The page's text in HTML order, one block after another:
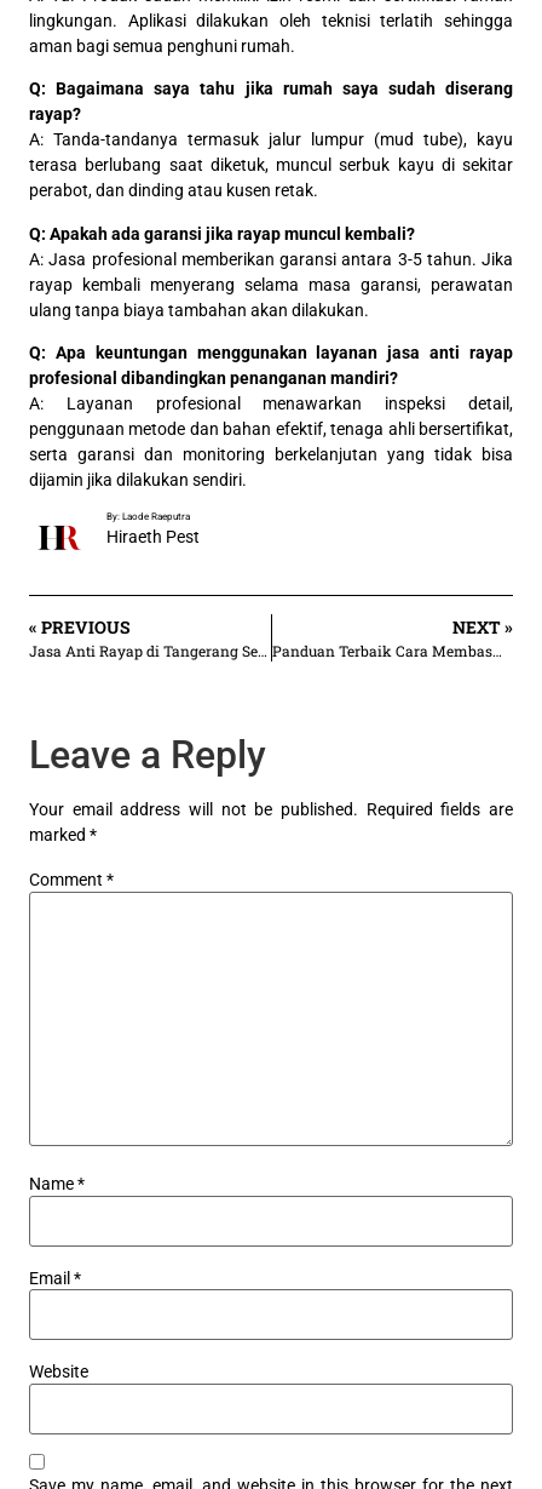
lingkungan. Aplikasi dilakukan oleh teknisi terlatih sehingga
aman bagi semua penghuni rumah.
Q: Bagaimana saya tahu jika rumah saya sudah diserang
rayap?
A: Tanda-tandanya termasuk jalur lumpur (mud tube), kayu
terasa berlubang saat diketuk, muncul serbuk kayu di sekitar
perabot, dan dinding atau kusen retak.
Q: Apakah ada garansi jika rayap muncul kembali?
A: Jasa profesional memberikan garansi antara 3-5 tahun. Jika
rayap kembali menyerang selama masa garansi, perawatan
ulang tanpa biaya tambahan akan dilakukan.
Q: Apa keuntungan menggunakan layanan jasa anti rayap
profesional dibandingkan penanganan mandiri?
A: Layanan profesional menawarkan inspeksi detail,
penggunaan metode dan bahan efektif, tenaga ahli bersertifikat,
serta garansi dan monitoring berkelanjutan yang tidak bisa
dijamin jika dilakukan sendiri.
By: Laode Raeputra
Hiraeth Pest
« PREVIOUS
Jasa Anti Rayap di Tangerang Selatan | 35.000/m²
NEXT »
Panduan Terbaik Cara Membasmi Rayap Tembok di Rumahmu
Leave a Reply
Your email address will not be published. Required fields are
marked *
Comment *
Name*
Email *
Website